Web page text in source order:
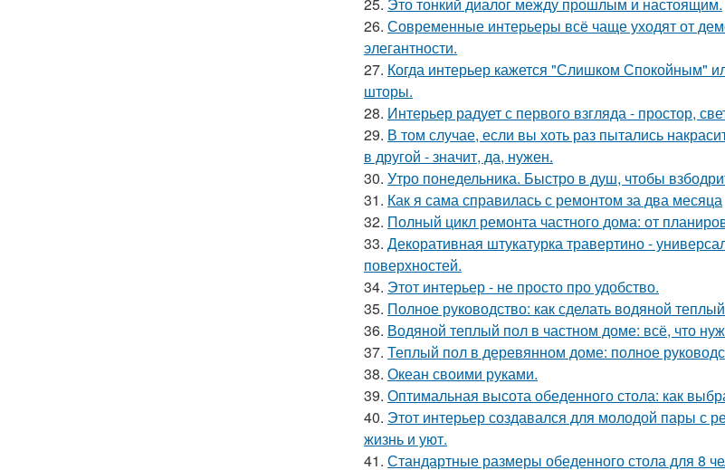
26. Современные интерьеры всё чаще уходят от
элегантности.
27. Когда интерьер кажется "Слишком Спокойным"
шторы.
28. Интерьер радует с первого взгляда - простор,
29. В том случае, если вы хоть раз пытались
в другой - значит, да, нужен.
30. Утро понедельника. Быстро в душ, чтобы
31. Как я сама справилась с ремонтом за два месяца
32. Полный цикл ремонта частного дома: от
33. Декоративная штукатурка травертино -
поверхностей.
34. Этот интерьер - не просто про удобство.
35. Полное руководство: как сделать водяной
36. Водяной теплый пол в частном доме: всё, что
37. Теплый пол в деревянном доме: полное
38. Океан своими руками.
39. Оптимальная высота обеденного стола: как
40. Этот интерьер создавался для молодой пары с
жизнь и уют.
41. Стандартные размеры обеденного стола для 8